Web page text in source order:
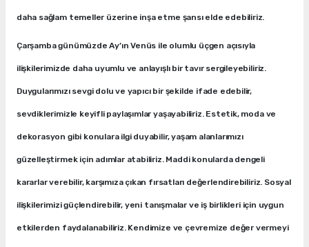
daha sağlam temeller üzerine inşa etme şansı elde edebiliriz.
Çarşamba günümüzde Ay’ın Venüs ile olumlu üçgen açısıyla
ilişkilerimizde daha uyumlu ve anlayışlı bir tavır sergileyebiliriz.
Duygularımızı sevgi dolu ve yapıcı bir şekilde ifade edebilir,
sevdiklerimizle keyifli paylaşımlar yaşayabiliriz. Estetik, moda ve
dekorasyon gibi konulara ilgi duyabilir, yaşam alanlarımızı
güzelleştirmek için adımlar atabiliriz. Maddi konularda dengeli
kararlar verebilir, karşımıza çıkan fırsatları değerlendirebiliriz. Sosyal
ilişkilerimizi güçlendirebilir, yeni tanışmalar ve iş birlikleri için uygun
etkilerden faydalanabiliriz. Kendimize ve çevremize değer vermeyi